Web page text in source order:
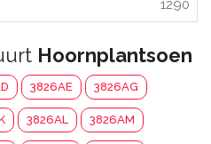
1290
Hoornplantsoen
3826AE 3826AG
3826AL 3826AM